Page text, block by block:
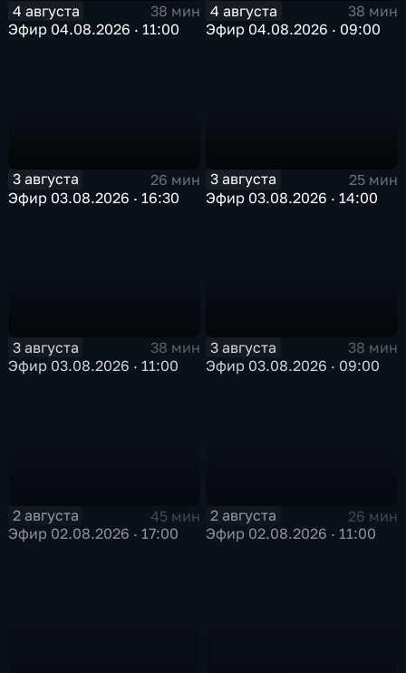
4 августа
38 мин
Эфир 04.08.2026 · 11:00
4 августа
38 мин
Эфир 04.08.2026 · 09:00
3 августа
26 мин
Эфир 03.08.2026 · 16:30
3 августа
25 мин
Эфир 03.08.2026 · 14:00
3 августа
38 мин
Эфир 03.08.2026 · 11:00
3 августа
38 мин
Эфир 03.08.2026 · 09:00
2 августа
45 мин
Эфир 02.08.2026 · 17:00
2 августа
26 мин
Эфир 02.08.2026 · 11:00